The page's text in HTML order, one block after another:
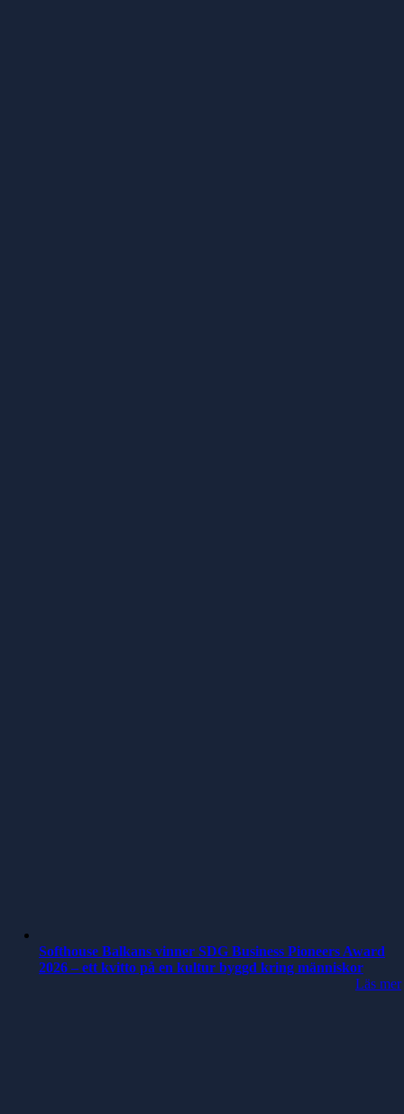
Softhouse Balkans vinner SDG Business Pioneers Award
2026 – ett kvitto på en kultur byggd kring människor
Läs mer